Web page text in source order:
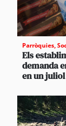
Parròquies,
Els
demanda
en un